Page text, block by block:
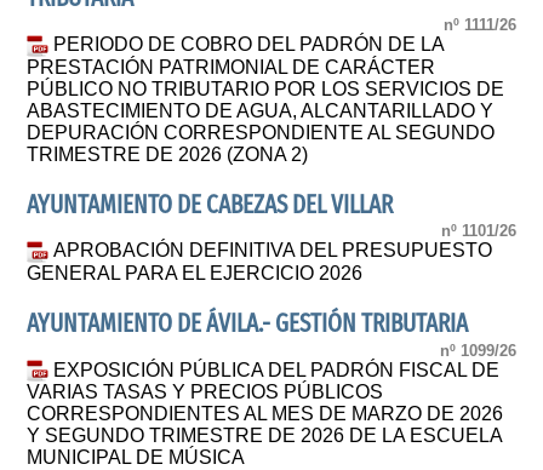
nº 1111/26
PERIODO DE COBRO DEL PADRÓN DE LA
PRESTACIÓN PATRIMONIAL DE CARÁCTER
PÚBLICO NO TRIBUTARIO POR LOS SERVICIOS DE
ABASTECIMIENTO DE AGUA, ALCANTARILLADO Y
DEPURACIÓN CORRESPONDIENTE AL SEGUNDO
TRIMESTRE DE 2026 (ZONA 2)
AYUNTAMIENTO DE CABEZAS DEL VILLAR
nº 1101/26
APROBACIÓN DEFINITIVA DEL PRESUPUESTO
GENERAL PARA EL EJERCICIO 2026
AYUNTAMIENTO DE ÁVILA.- GESTIÓN TRIBUTARIA
nº 1099/26
EXPOSICIÓN PÚBLICA DEL PADRÓN FISCAL DE
VARIAS TASAS Y PRECIOS PÚBLICOS
CORRESPONDIENTES AL MES DE MARZO DE 2026
Y SEGUNDO TRIMESTRE DE 2026 DE LA ESCUELA
MUNICIPAL DE MÚSICA